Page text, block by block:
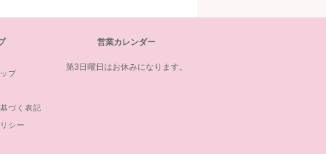
プ
づく表記
シー
営業カレンダー
第3日曜日はお休みになります。